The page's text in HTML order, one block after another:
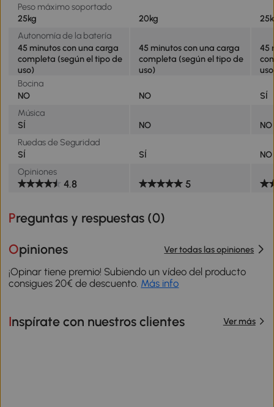
Peso máximo soportado
25kg
20kg
Autonomía de la batería
45 minutos con una carga
completa (según el tipo de
uso)
45 minutos con una carga
completa (según el tipo de
uso)
45
Bocina
NO
NO
SÍ
Música
SÍ
NO
NO
Ruedas de Seguridad
SÍ
SÍ
NO
Opiniones
4.8 5
Preguntas y respuestas (0)
Opiniones Ver todas las opiniones
¡Opinar tiene premio! Subiendo un vídeo del producto
consigues 20€ de descuento. Más info
Inspírate con nuestros clientes Ver más